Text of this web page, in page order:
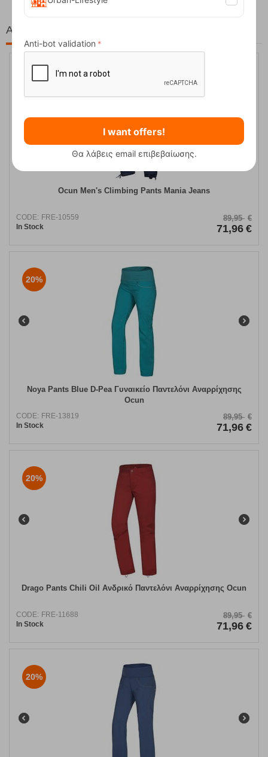
At the same price!
20%
Ocun Men's Climbing Pants Mania Jeans
CODE: FRE-10559
In Stock
89,95 €
71,96 €
20%
Noya Pants Blue D-Pea Γυναικείο Παντελόνι Αναρρίχησης
Ocun
CODE: FRE-13819
In Stock
89,95 €
71,96 €
20%
Drago Pants Chili Oil Ανδρικό Παντελόνι Αναρρίχησης Ocun
CODE: FRE-11688
In Stock
89,95 €
71,96 €
20%
Anti-bot validation
I want offers!
Θα λάβεις email επιβεβαίωσης.